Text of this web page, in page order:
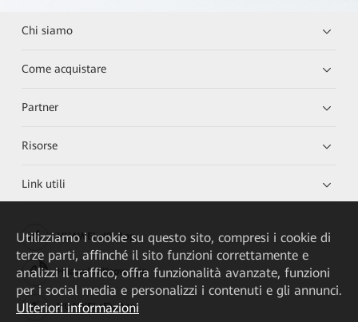
Chi siamo
Come acquistare
Partner
Risorse
Link utili
HUAWEI eKit App
Huawei HiKnow App
HUAWEI eFly App
Utilizziamo i cookie su questo sito, compresi i cookie di
terze parti, affinché il sito funzioni correttamente e
analizzi il traffico, offra funzionalità avanzate, funzioni
per i social media e personalizzi i contenuti e gli annunci.
Ulteriori informazioni